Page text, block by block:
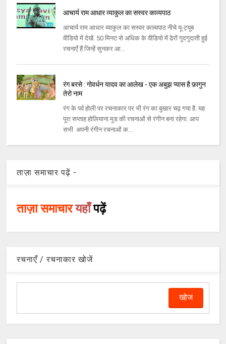
आचार्य राम आधार व्याकुल का सस्वर काव्यपाठ
आचार्य राम आधार व्याकुल का सस्वर काव्यपाठ नीचे यू-ट्यूब
वीडियो में देखें. 50 मिनट से अधिक के वीडियो में ढेरों गुदगुदाती हुई
रचनाएँ हैं जिन्हें सुनकर आ...
रंग बरसे : गोवर्धन यादव का आलेख - एक अबुझ प्यास है फ़ागुन
तेरो नाम
रंग के पर्व होली पर रचनाकार पर भी रंग का बुखार चढ़ गया है. यह
पूरा सप्ताह होलियाना मूड की रचनाओं से रंगीन बना रहेगा. आप
सभी अपनी रंगीन रचनाओं क...
ताज़ा समाचार पढ़ें -
ताज़ा समाचारयहाँपढ़ें
रचनाएँ / रचनाकार खोजें